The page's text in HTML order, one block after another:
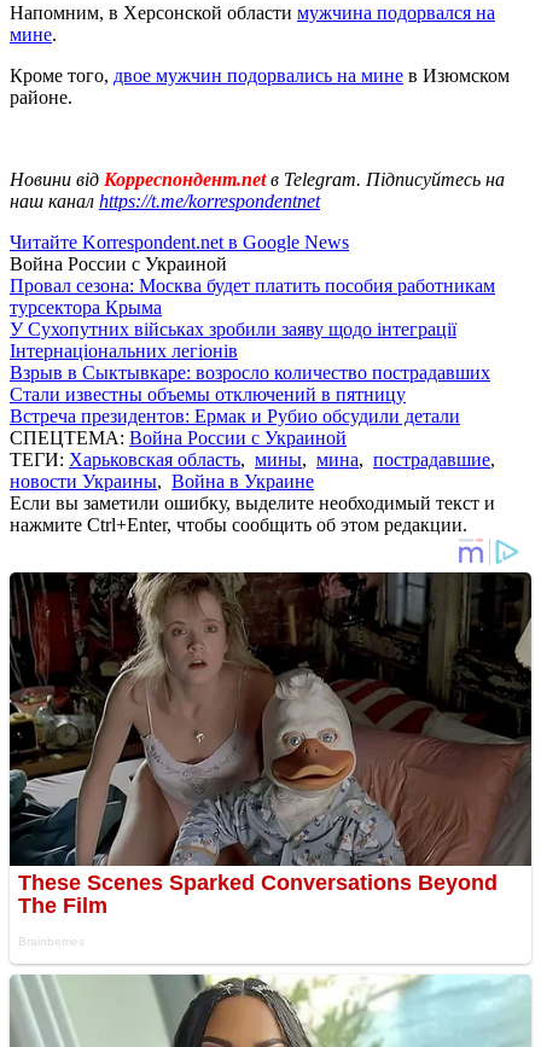
Напомним, в Херсонской области мужчина подорвался на
мине.
Кроме того, двое мужчин подорвались на мине в Изюмском
районе.
Новини від Корреспондент.netв Telegram. Підписуйтесь на
наш канал https://t.me/korrespondentnet
Читайте Korrespondent.net в Google News
Война России с Украиной
Провал сезона: Москва будет платить пособия работникам
турсектора Крыма
У Сухопутних військах зробили заяву щодо інтеграції
Інтернаціональних легіонів
Взрыв в Сыктывкаре: возросло количество пострадавших
Стали известны объемы отключений в пятницу
Встреча президентов: Ермак и Рубио обсудили детали
СПЕЦТЕМА: Война России с Украиной
ТЕГИ: Харьковская область, мины, мина, пострадавшие,
новости Украины, Война в Украине
Если вы заметили ошибку, выделите необходимый текст и
нажмите Ctrl+Enter, чтобы сообщить об этом редакции.